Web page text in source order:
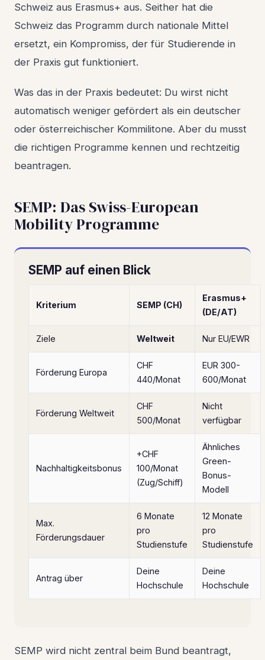
Schweiz aus Erasmus+ aus. Seither hat die
Schweiz das Programm durch nationale Mittel
ersetzt, ein Kompromiss, der für Studierende in
der Praxis gut funktioniert.
Was das in der Praxis bedeutet: Du wirst nicht
automatisch weniger gefördert als ein deutscher
oder österreichischer Kommilitone. Aber du musst
die richtigen Programme kennen und rechtzeitig
beantragen.
SEMP: Das Swiss-European
Mobility Programme
SEMP auf einen Blick
Kriterium SEMP (CH)
Erasmus+
(DE/AT)
Ziele Weltweit Nur EU/EWR
Förderung Europa
CHF
440/Monat
EUR 300-
600/Monat
Förderung Weltweit
CHF
500/Monat
Nicht
verfügbar
Nachhaltigkeitsbonus
+CHF
100/Monat
(Zug/Schiff)
Ähnliches
Green-
Bonus-
Modell
Max.
Förderungsdauer
6 Monate
pro
Studienstufe
12 Monate
pro
Studienstufe
Antrag über
Deine
Hochschule
Deine
Hochschule
SEMP wird nicht zentral beim Bund beantragt,